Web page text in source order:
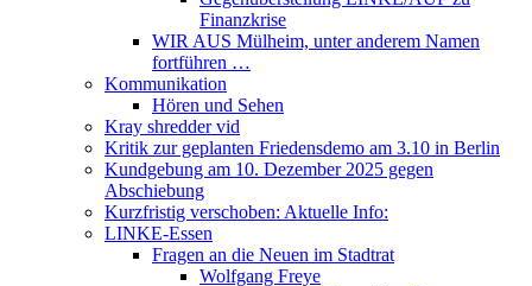
Finanzkrise
WIR AUS Mülheim, unter anderem Namen
fortführen …
Kommunikation
Hören und Sehen
Kray shredder vid
Kritik zur geplanten Friedensdemo am 3.10 in Berlin
Kundgebung am 10. Dezember 2025 gegen
Abschiebung
Kurzfristig verschoben: Aktuelle Info:
LINKE-Essen
Fragen an die Neuen im Stadtrat
Wolfgang Freye